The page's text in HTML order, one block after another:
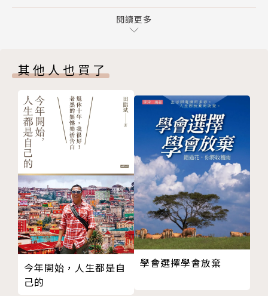
需求邊界：無論多難滿足的需求，都要好好「討論」
交際邊界：與異性相處，請拿捏好分寸
空間邊界：無論多麼愛對方，也要給予對方私人空間
相互尊重，避免被PUA
【CHAPTER 3 朋友：好朋友是一輩子的事】
距離邊界：與朋友的另一半，請保持距離
需求邊界：放下「小天使」情結，學習尊重他人
隱私邊界：他人隱私，不容侵犯
觀點邊界：在觀念上求同存異
社交邊界：朋友的朋友，不一定是我的朋友
尊重朋友的時間：朋友不是救火隊，無法隨傳隨到
【CHAPTER 4 親子：沒有邊界的愛，養不出幸福的孩
子】
角色邊界：他是你的孩子，更是獨立的個體
閱讀更多
其他人也買了
今年開始，人生都是自
己的
學會選擇學會放棄